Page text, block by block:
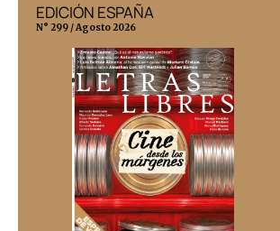
EDICIÓN ESPAÑA
N° 299 / Agosto 2026